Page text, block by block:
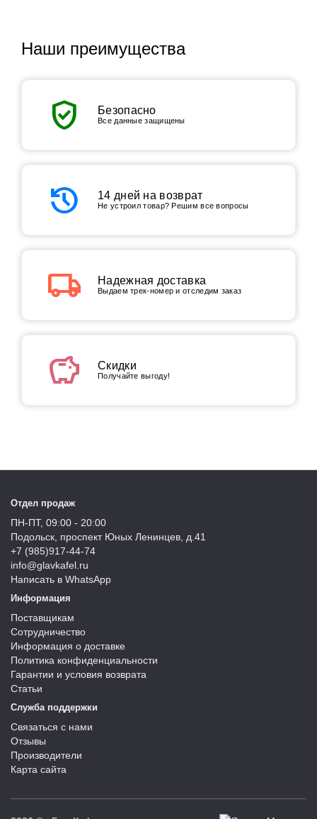
Наши преимущества
verified_user Безопасно
Все данные защищены
history 14 дней на возврат
Не устроил товар? Решим все вопросы
local_shipping Надежная доставка
Выдаем трек-номер и отследим заказ
savings Скидки
Получайте выгоду!
Отдел продаж
ПН-ПТ, 09:00 - 20:00
Подольск, проспект Юных Ленинцев, д.41
+7 (985)917-44-74
info@glavkafel.ru
Написать в WhatsApp
Информация
Поставщикам
Сотрудничество
Информация о доставке
Политика конфиденциальности
Гарантии и условия возврата
Статьи
Служба поддержки
Связаться с нами
Отзывы
Производители
Карта сайта